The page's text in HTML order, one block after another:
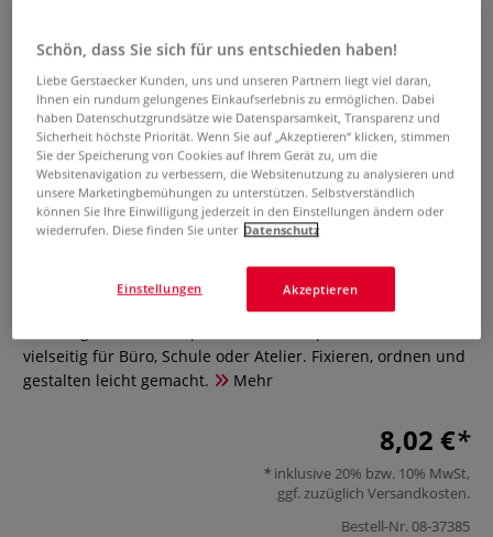
mauly© mix Foldback Clips – 24er
Pack
0 Bewertungen
vielseitig für Büro, Schule oder Atelier. Fixieren, ordnen und
gestalten leicht gemacht.
Mehr
8,02 €
inklusive 20% bzw. 10% MwSt,
ggf. zuzüglich Versandkosten.
Bestell-Nr.08-37385
Schön, dass Sie sich für uns entschieden haben!
Liebe Gerstaecker Kunden, uns und unseren Partnern liegt viel daran,
Ihnen ein rundum gelungenes Einkaufserlebnis zu ermöglichen. Dabei
haben Datenschutzgrundsätze wie Datensparsamkeit, Transparenz und
Sicherheit höchste Priorität. Wenn Sie auf „Akzeptieren“ klicken, stimmen
Sie der Speicherung von Cookies auf Ihrem Gerät zu, um die
Websitenavigation zu verbessern, die Websitenutzung zu analysieren und
unsere Marketingbemühungen zu unterstützen. Selbstverständlich
können Sie Ihre Einwilligung jederzeit in den Einstellungen ändern oder
wiederrufen. Diese finden Sie unter Datenschutz
Akzeptieren
Einstellungen